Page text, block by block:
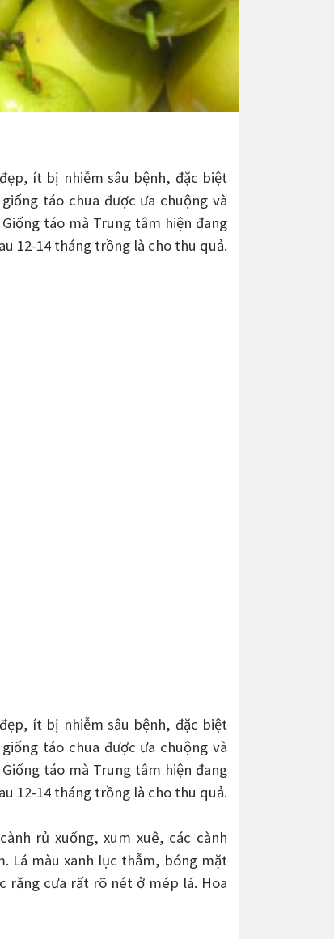
ít bị nhiễm sâu bệnh, đặc biệt
táo chua được ưa chuộng và
táo mà Trung tâm hiện đang
12-14 tháng trồng là cho thu quả.
ít bị nhiễm sâu bệnh, đặc biệt
táo chua được ưa chuộng và
táo mà Trung tâm hiện đang
12-14 tháng trồng là cho thu quả.
rủ xuống, xum xuê, các cành
Lá màu xanh lục thẫm, bóng mặt
răng cưa rất rõ nét ở mép lá. Hoa